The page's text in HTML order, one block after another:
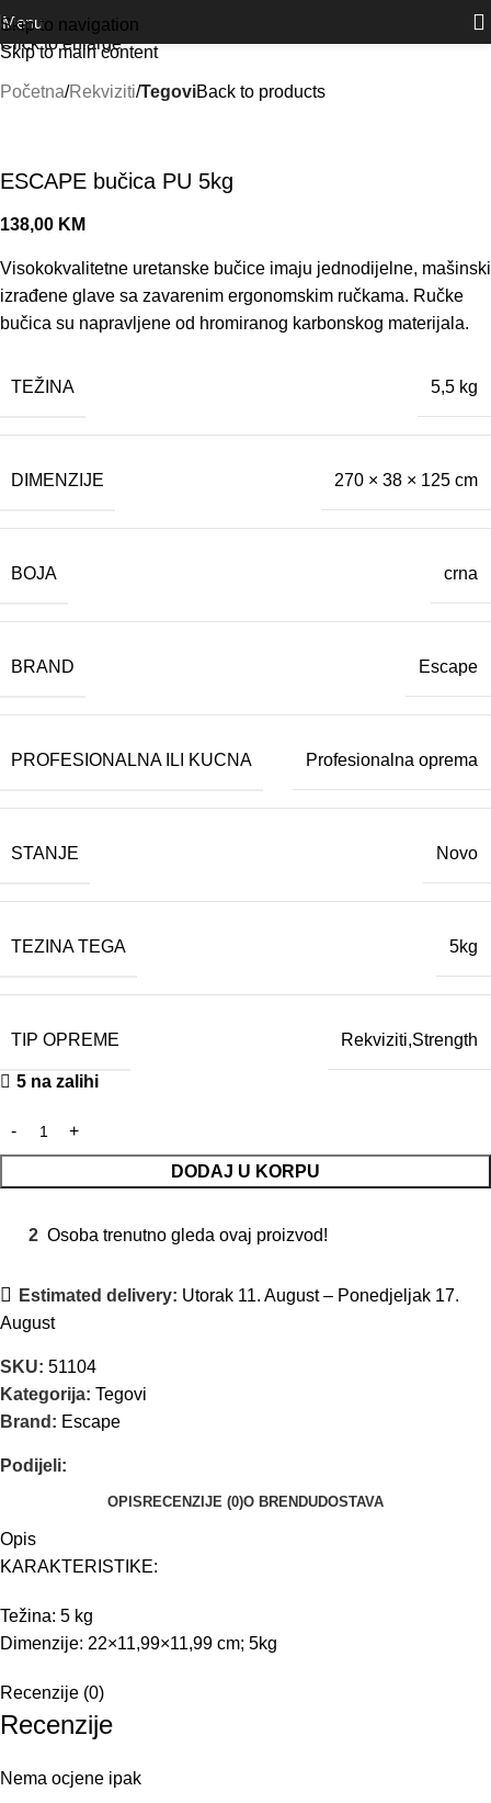
Skip to navigation
Skip to main content
Outlet
Menu
Click to enlarge
Početna Rekviziti TegoviBack to products
ESCAPE bučica PU 5kg
138,00 KM
Visokokvalitetne uretanske bučice imaju jednodijelne, mašinski
izrađene glave sa zavarenim ergonomskim ručkama. Ručke
bučica su napravljene od hromiranog karbonskog materijala.
TEŽINA 5,5 kg
DIMENZIJE 270 × 38 × 125 cm
BOJA crna
BRAND Escape
PROFESIONALNA ILI KUCNA Profesionalna oprema
STANJE Novo
TEZINA TEGA 5kg
TIP OPREME Rekviziti,Strength
5 na zalihi
DODAJ U KORPU
2 Osoba trenutno gleda ovaj proizvod!
Estimated delivery: Utorak 11. August – Ponedjeljak 17.
August
SKU: 51104
Kategorija: Tegovi
Brand: Escape
Podijeli:
OPIS RECENZIJE (0)O BRENDUDOSTAVA
Opis
KARAKTERISTIKE:
Težina: 5 kg
Dimenzije: 22×11,99×11,99 cm; 5kg
Recenzije (0)
Recenzije
Nema ocjene ipak